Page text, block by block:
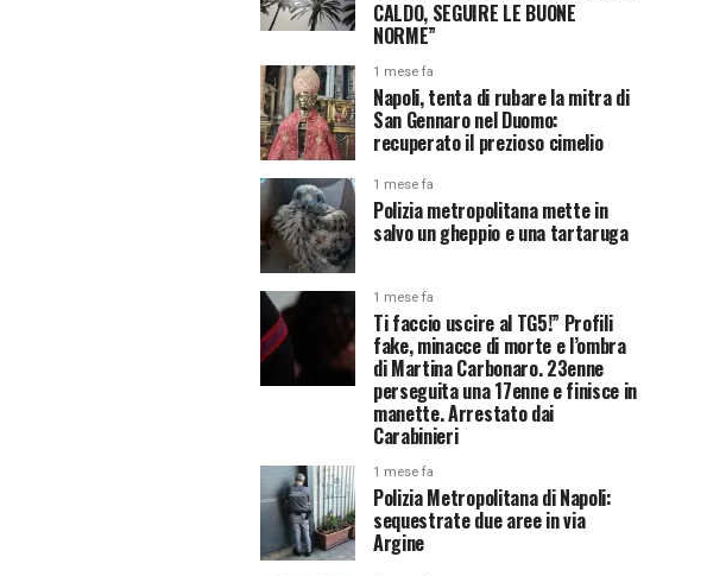
CALDO, SEGUIRE LE BUONE
NORME”
1 mese fa
Napoli, tenta di rubare la mitra di
San Gennaro nel Duomo:
recuperato il prezioso cimelio
1 mese fa
Polizia metropolitana mette in
salvo un gheppio e una tartaruga
1 mese fa
Ti faccio uscire al TG5!” Profili
fake, minacce di morte e l’ombra
di Martina Carbonaro. 23enne
perseguita una 17enne e finisce in
manette. Arrestato dai
Carabinieri
1 mese fa
Polizia Metropolitana di Napoli:
sequestrate due aree in via
Argine